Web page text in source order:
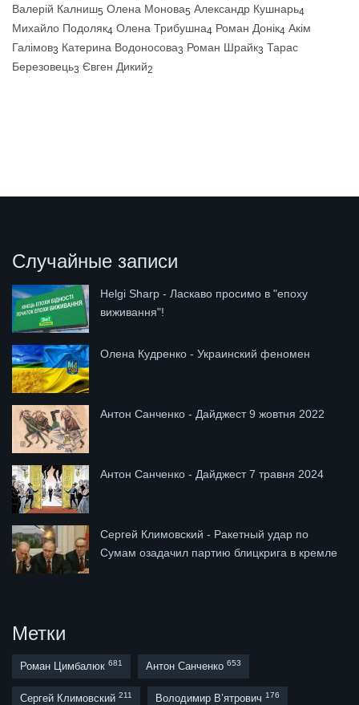
Валерій Калниш5 Олена Монова5 Александр Кушнарь4
Михайло Подоляк4 Олена Трибушна4 Роман Донік4 Акім
Галімов3 Катерина Водоносова3 Роман Шрайк3 Тарас
Березовець3 Євген Дикий2
Случайные записи
Helgi Sharp - Ласкаво просимо в "епоху
виживання"!
Олена Кудренко - Украинский феномен
Антон Санченко - Дайджест 9 жовтня 2022
Антон Санченко - Дайджест 7 травня 2024
Сергей Климовский - Ракетный удар по
Сумам озадачил партию блицкрига в кремле
Метки
Роман Цимбалюк 681 Антон Санченко 653
Сергей Климовский 211 Володимир В’ятрович 176